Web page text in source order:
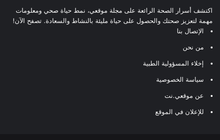
اكتشف أسرار الصحة الرائعة على مجلة موقعي، نمط حياة صحي ومعلومات
مهمة لتعزيز صحتك والحصول على حياة مليئة بالنشاط والسعادة. تصفح الآن!
الإتصال بنا
من نحن
إخلاء المسؤولية الطبية
سياسة الخصوصية
عن موقعي.نت
للإعلان في الموقع